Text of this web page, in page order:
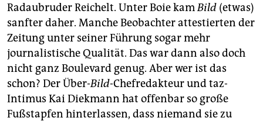
Radaubruder Reichelt. Unter Boie kamBild (etwas)
sanfter daher. Manche Beobachter attestierten der
Zeitung unter seiner Führung sogar mehr
journalistische Qualität. Das war dann also doch
nicht ganz Boulevard genug. Aber wer ist das
schon? Der Über-Bild-Chefredakteur und taz-
Intimus Kai Diekmann hat offenbar so große
Fußstapfen hinterlassen, dass niemand sie zu